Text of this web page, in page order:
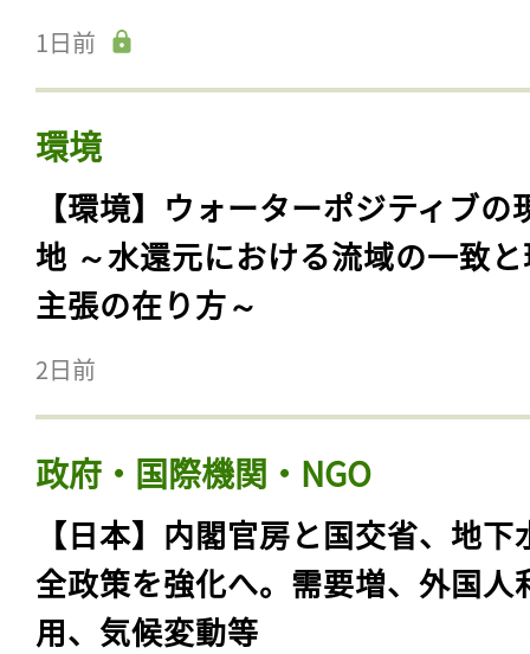
1日前
環境
【環境】ウォーターポジティブの
地 ～水還元における流域の一致
主張の在り方～
2日前
政府・国際機関・NGO
【日本】内閣官房と国交省、地下
全政策を強化へ。需要増、外国人
用、気候変動等